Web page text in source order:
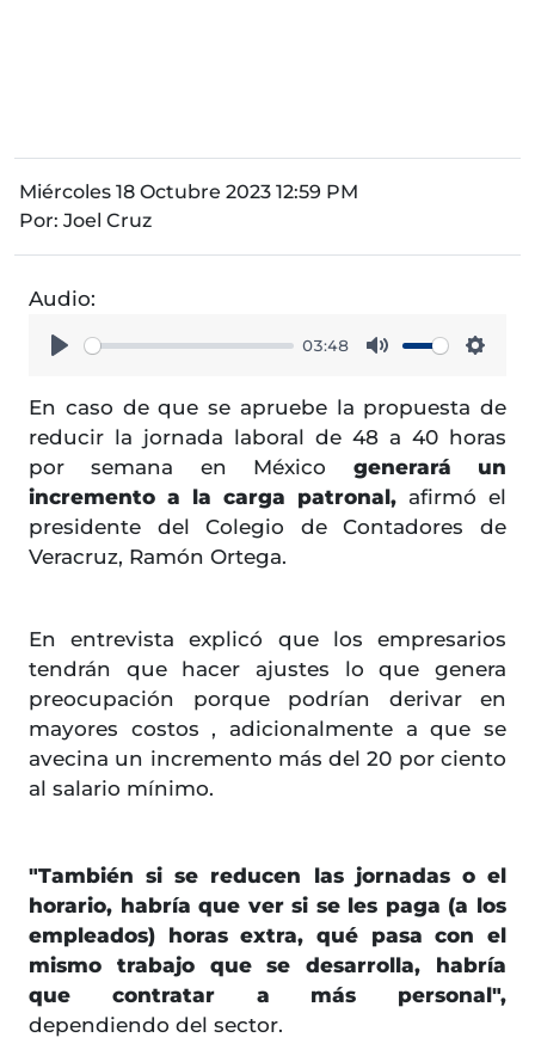
Miércoles 18 Octubre 2023 12:59 PM
Por: Joel Cruz
Audio:
03:48
En caso de que se apruebe la propuesta de
reducir la jornada laboral de 48 a 40 horas
por semana en México generará un
incremento a la carga patronal, afirmó el
presidente del Colegio de Contadores de
Veracruz, Ramón Ortega.
En entrevista explicó que los empresarios
tendrán que hacer ajustes lo que genera
preocupación porque podrían derivar en
mayores costos , adicionalmente a que se
avecina un incremento más del 20 por ciento
al salario mínimo.
"También si se reducen las jornadas o el
horario, habría que ver si se les paga (a los
empleados) horas extra, qué pasa con el
mismo trabajo que se desarrolla, habría
que contratar a más personal",
dependiendo del sector.